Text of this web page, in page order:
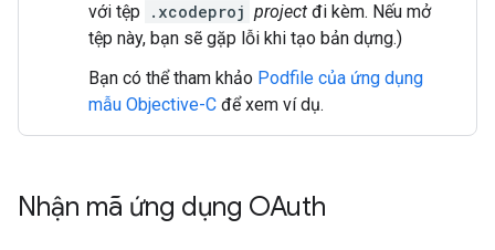
với tệp
.xcodeproj project đi kèm. Nếu mở
tệp này, bạn sẽ gặp lỗi khi tạo bản dựng.)
Bạn có thể tham khảo Podfile của ứng dụng
mẫu Objective-C để xem ví dụ.
Nhận mã ứng dụng OAuth